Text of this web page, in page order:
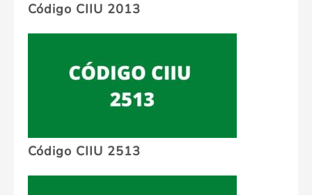
Código CIIU 2013
Código CIIU 2513